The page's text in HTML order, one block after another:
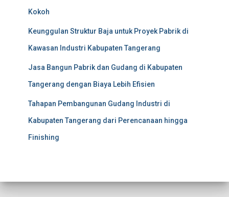
Kokoh
Keunggulan Struktur Baja untuk Proyek Pabrik di
Kawasan Industri Kabupaten Tangerang
Jasa Bangun Pabrik dan Gudang di Kabupaten
Tangerang dengan Biaya Lebih Efisien
Tahapan Pembangunan Gudang Industri di
Kabupaten Tangerang dari Perencanaan hingga
Finishing